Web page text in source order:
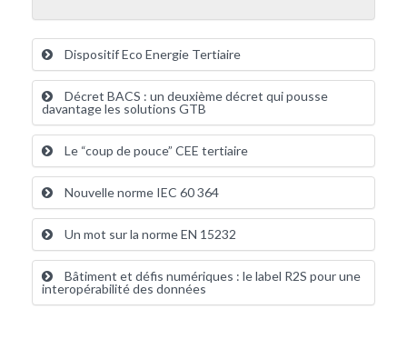
Dispositif Eco Energie Tertiaire
Décret BACS : un deuxième décret qui pousse
davantage les solutions GTB
Le “coup de pouce” CEE tertiaire
Nouvelle norme IEC 60 364
Un mot sur la norme EN 15232
Bâtiment et défis numériques : le label R2S pour une
interopérabilité des données